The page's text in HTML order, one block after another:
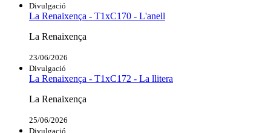
Divulgació
La Renaixença - T1xC170 - L'anell
La Renaixença
23/06/2026
Divulgació
La Renaixença - T1xC172 - La llitera
La Renaixença
25/06/2026
Divulgació